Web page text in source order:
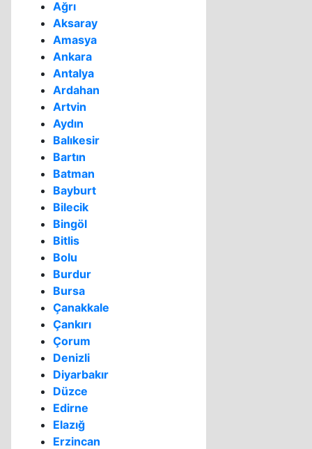
Ağrı
Aksaray
Amasya
Ankara
Antalya
Ardahan
Artvin
Aydın
Balıkesir
Bartın
Batman
Bayburt
Bilecik
Bingöl
Bitlis
Bolu
Burdur
Bursa
Çanakkale
Çankırı
Çorum
Denizli
Diyarbakır
Düzce
Edirne
Elazığ
Erzincan